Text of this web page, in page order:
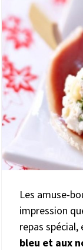
Les amuse-
impression
repas spécial,
bleu et aux